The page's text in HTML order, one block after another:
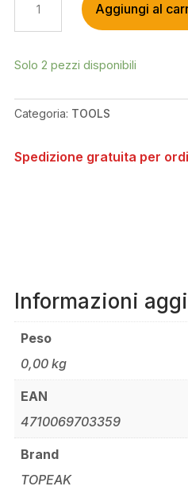
NINJA
MASTER+
T8
Aggiungi al
Solo 2 pezzi disponibili
Categoria: TOOLS
Spedizione gratuita per
Informazioni
Peso
0,00 kg
EAN
4710069703359
Brand
TOPEAK